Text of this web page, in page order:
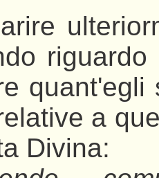
a
Divina: